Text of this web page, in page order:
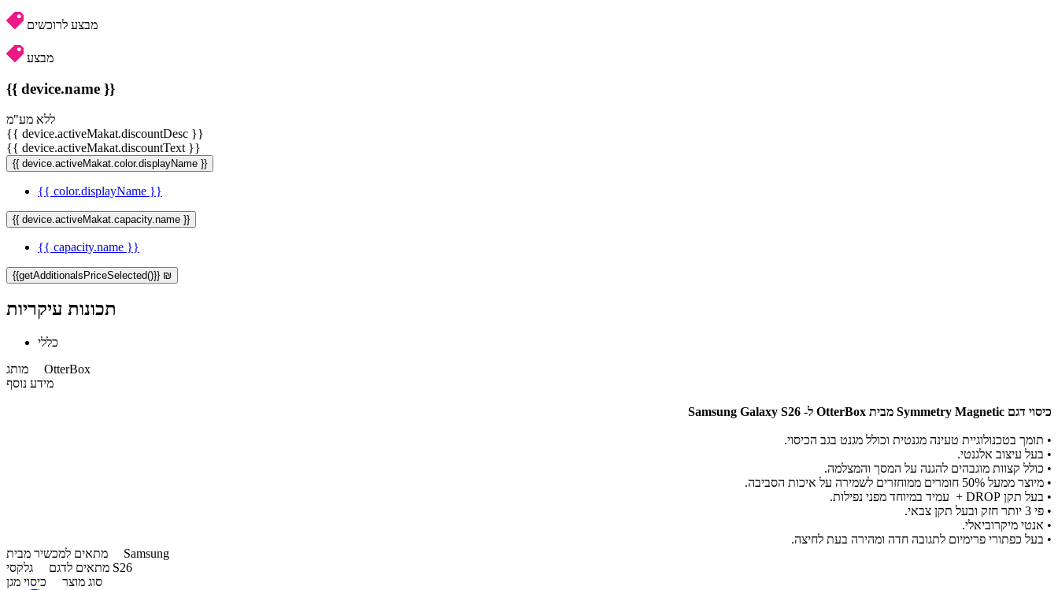
מבצע לרוכשים
מבצע
{{ device.name }}
ללא מע"מ
{{ device.activeMakat.discountDesc }}
{{ device.activeMakat.discountText }}
{{ device.activeMakat.color.displayName }}
{{ color.displayName }}
{{ device.activeMakat.capacity.name }}
{{ capacity.name }}
{{getAdditionalsPriceSelected()}} ₪
תכונות עיקריות
כללי
מותג OtterBox
מידע נוסף
כיסוי דגם Symmetry Magnetic מבית OtterBox ל- Samsung Galaxy S26
• תומך בטכנולוגיית טעינה מגנטית וכולל מגנט בגב הכיסוי.
• בעל עיצוב אלגנטי.
• כולל קצוות מוגבהים להגנה על המסך והמצלמה.
• מיוצר ממעל 50% חומרים ממוחזרים לשמירה על איכות הסביבה.
• בעל תקן DROP + עמיד במיוחד מפני נפילות.
• פי 3 יותר חזק ובעל תקן צבאי.
• אנטי מיקרוביאלי.
• בעל כפתורי פרימיום לתגובה חדה ומהירה בעת לחיצה.
מתאים למכשיר מבית Samsung
מתאים לדגם גלקסי S26
סוג מוצר כיסוי מגן